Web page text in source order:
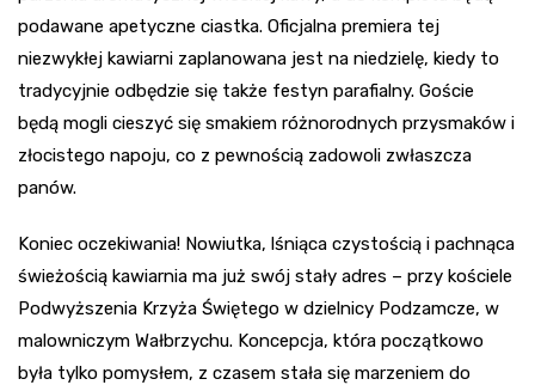
podawane apetyczne ciastka. Oficjalna premiera tej
niezwykłej kawiarni zaplanowana jest na niedzielę, kiedy to
tradycyjnie odbędzie się także festyn parafialny. Goście
będą mogli cieszyć się smakiem różnorodnych przysmaków i
złocistego napoju, co z pewnością zadowoli zwłaszcza
panów.
Koniec oczekiwania! Nowiutka, lśniąca czystością i pachnąca
świeżością kawiarnia ma już swój stały adres – przy kościele
Podwyższenia Krzyża Świętego w dzielnicy Podzamcze, w
malowniczym Wałbrzychu. Koncepcja, która początkowo
była tylko pomysłem, z czasem stała się marzeniem do